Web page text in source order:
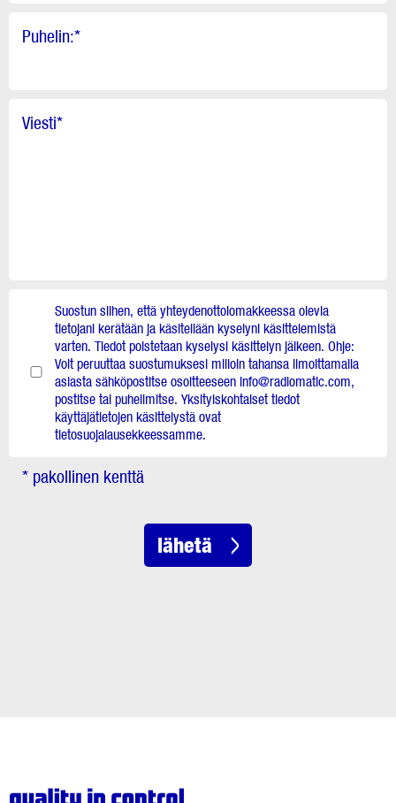
Puhelin:*
Viesti*
Suostun siihen, että yhteydenottolomakkeessa olevia
tietojani kerätään ja käsitellään kyselyni käsittelemistä
varten. Tiedot poistetaan kyselysi käsittelyn jälkeen. Ohje:
Voit peruuttaa suostumuksesi milloin tahansa ilmoittamalla
asiasta sähköpostitse osoitteeseen info@radiomatic.com,
postitse tai puhelimitse. Yksityiskohtaiset tiedot
käyttäjätietojen käsittelystä ovat
tietosuojalausekkeessamme.
* pakollinen kenttä
lähetä